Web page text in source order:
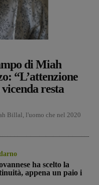
di Miah
“L’attenzione
resta
Billal, l'uomo che nel 2020
ha scelto la
appena un paio i